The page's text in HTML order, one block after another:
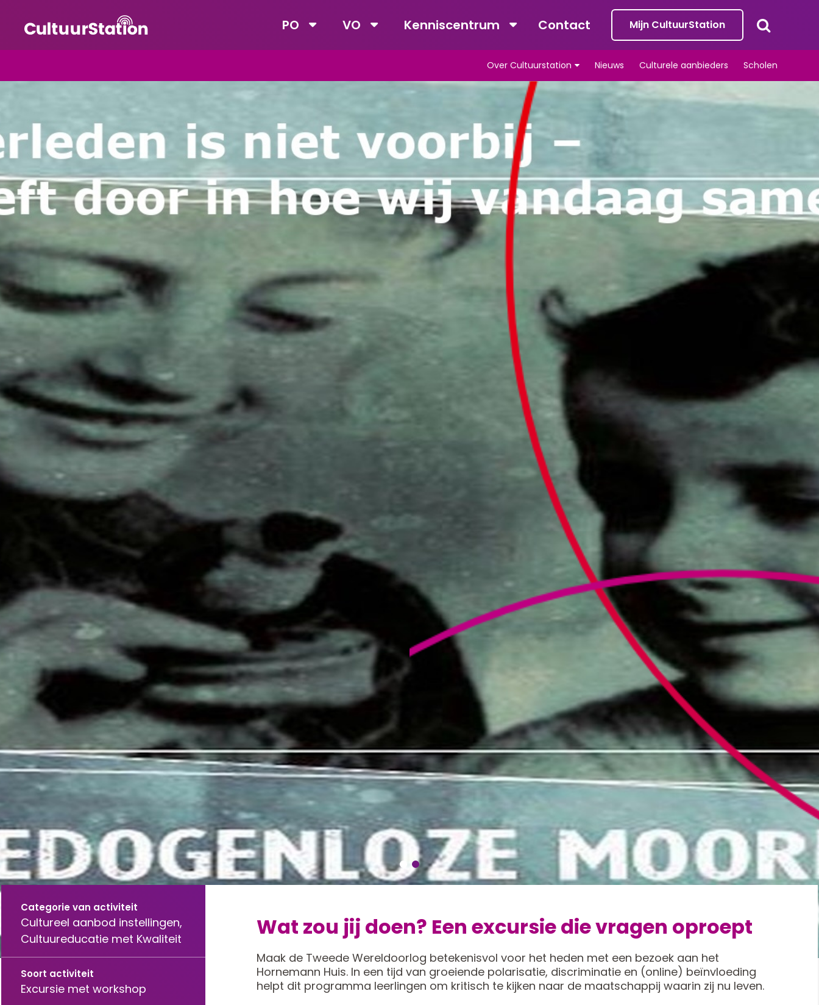
PO VO Kenniscentrum Contact Mijn CultuurStation
Over Cultuurstation Nieuws Culturele aanbieders Scholen
Categorie van activiteit
Cultureel aanbod instellingen,
Cultuureducatie met Kwaliteit
Soort activiteit
Excursie met workshop
Wat zou jij doen? Een excursie die vragen oproept
Maak de Tweede Wereldoorlog betekenisvol voor het heden met een bezoek aan het
Hornemann Huis. In een tijd van groeiende polarisatie, discriminatie en (online) beïnvloeding
helpt dit programma leerlingen om kritisch te kijken naar de maatschappij waarin zij nu leven.